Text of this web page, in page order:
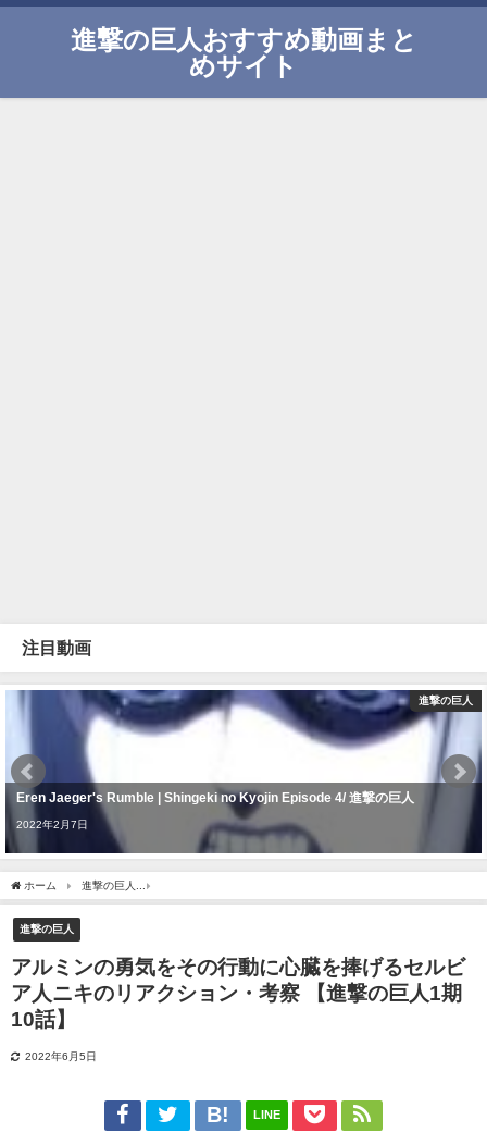
進撃の巨人おすすめ動画まと
めサイト
注目動画
進撃の巨人
Eren Jaeger's Rumble | Shingeki no Kyojin Episode 4/ 進撃の巨人
2022年2月7日
ホーム 進撃の巨人
進撃の巨人
アルミンの勇気をその行動に心臓を捧げるセルビ
ア人ニキのリアクション・考察 【進撃の巨人1期
10話】
2022年6月5日
LINE